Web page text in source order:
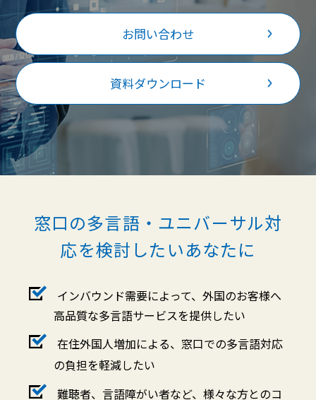
お問い合わせ
資料ダウンロード
窓口の多言語・ユニバーサル対
応を検討したいあなたに
インバウンド需要によって、外国のお客様へ
高品質な多言語サービスを提供したい
在住外国人増加による、窓口での多言語対応
の負担を軽減したい
難聴者、言語障がい者など、様々な方とのコ